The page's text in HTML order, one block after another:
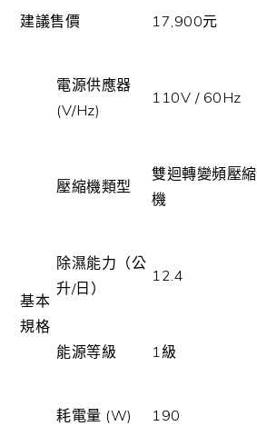
建議售價 17,900元
基本
規格
電源供應器
(V/Hz)
110V / 60Hz
壓縮機類型
雙迴轉變頻壓縮
機
除濕能力（公
升/日）
12.4
能源等級 1級
耗電量 (W) 190